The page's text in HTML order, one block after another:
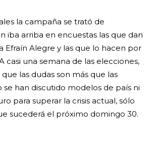
la campaña se trató de
iba arriba en encuestas las que dan
Efraín Alegre y las que lo hacen por
casi una semana de las elecciones,
las dudas son más que las
se han discutido modelos de país ni
para superar la crisis actual, sólo
sucederá el próximo domingo 30.